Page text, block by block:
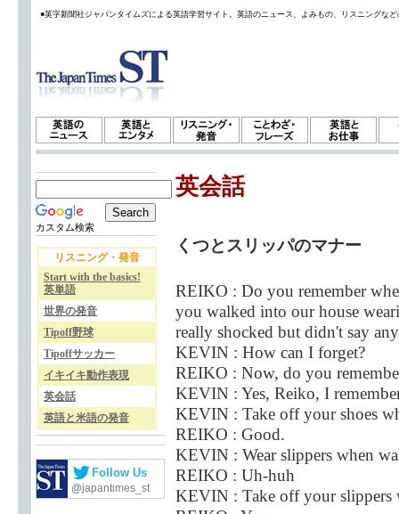
●英字新聞社ジャパンタイムズによる英語学習サイト。英語のニュース、よみもの、リスニングな
カスタム検索
リスニング・発音
Start with the basics!
英単語
世界の発音
Tipoff野球
Tipoffサッカー
イキイキ動作表現
英会話
英語と米語の発音
Follow Us
@japantimes_st
英会話
くつとスリッパのマナー
REIKO : Do you remember
you walked into our house
really shocked but didn't say
KEVIN : How can I forget?
REIKO : Now, do you
KEVIN : Yes, Reiko, I
KEVIN : Take off your shoes
REIKO : Good.
KEVIN : Wear slippers when
REIKO : Uh-huh
KEVIN : Take off your slippers